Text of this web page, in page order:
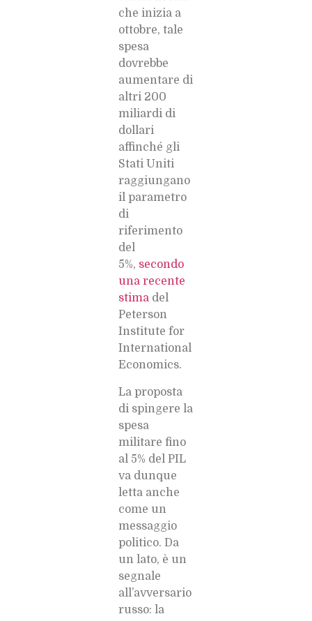
che inizia a
ottobre, tale
spesa
dovrebbe
aumentare di
altri 200
miliardi di
dollari
affinché gli
Stati Uniti
raggiungano
il parametro
di
riferimento
del
5%, secondo
una recente
stimadel
Peterson
Institute for
International
Economics.
La proposta
di spingere la
spesa
militare fino
al 5% del PIL
va dunque
letta anche
come un
messaggio
politico. Da
un lato, è un
segnale
all’avversario
russo: la